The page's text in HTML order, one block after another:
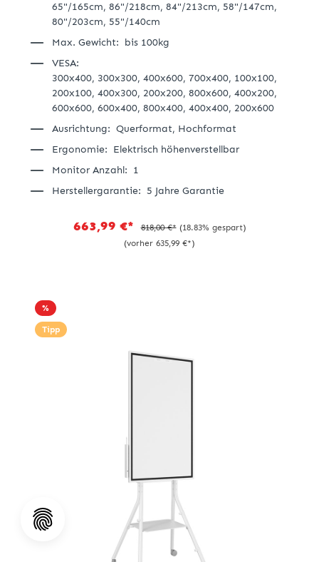
65"/165cm, 86"/218cm, 84"/213cm, 58"/147cm,
80"/203cm, 55"/140cm
Max. Gewicht: bis 100kg
VESA:
300x400, 300x300, 400x600, 700x400, 100x100,
200x100, 400x300, 200x200, 800x600, 400x200,
600x600, 600x400, 800x400, 400x400, 200x600
Ausrichtung: Querformat, Hochformat
Ergonomie: Elektrisch höhenverstellbar
Monitor Anzahl: 1
Herstellergarantie: 5 Jahre Garantie
663,99 €* 818,00 €* (18.83% gespart)
(vorher 635,99 €*)
%
Tipp